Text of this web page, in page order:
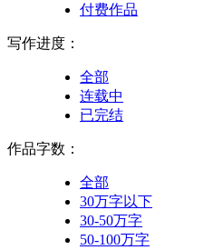
付费作品
写作进度：
全部
连载中
已完结
作品字数：
全部
30万字以下
30-50万字
50-100万字